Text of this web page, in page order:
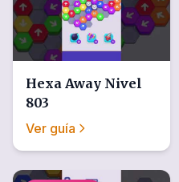
Hexa Away Nivel
803
Ver guía